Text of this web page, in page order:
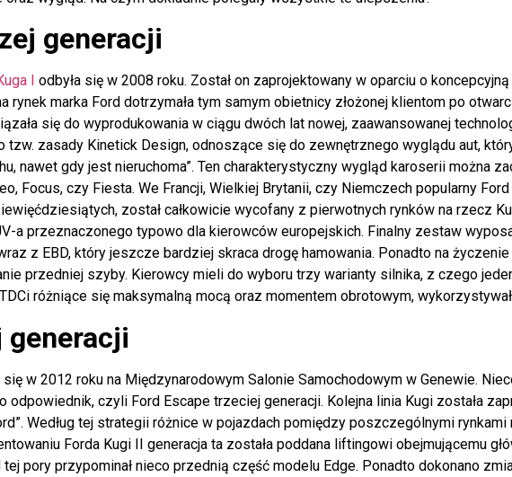
generacji
I
odbyła się w 2008 roku. Został on zaprojektowany w oparciu o
rynek marka Ford dotrzymała tym samym obietnicy złożonej klientom po
się do wyprodukowania w ciągu dwóch lat nowej, zaawansowanej
zasady Kinetick Design, odnoszące się do zewnętrznego wyglądu aut,
nawet gdy jest nieruchoma”. Ten charakterystyczny wygląd karoserii można
Focus, czy Fiesta. We Francji, Wielkiej Brytanii, czy Niemczech popularny
został całkowicie wycofany z pierwotnych rynków na rzecz
a przeznaczonego typowo dla kierowców europejskich. Finalny zestaw
z EBD, który jeszcze bardziej skraca drogę hamowania. Ponadto na
przedniej szyby. Kierowcy mieli do wyboru trzy warianty silnika, z czego
różniące się maksymalną mocą oraz momentem obrotowym,
generacji
się w 2012 roku na Międzynarodowym Salonie Samochodowym w Genewie.
odpowiednik, czyli Ford Escape trzeciej generacji. Kolejna linia Kugi została
Według tej strategii różnice w pojazdach pomiędzy poszczególnymi rynkami
Forda Kugi II generacja ta została poddana liftingowi obejmującemu
pory przypominał nieco przednią część modelu Edge. Ponadto dokonano